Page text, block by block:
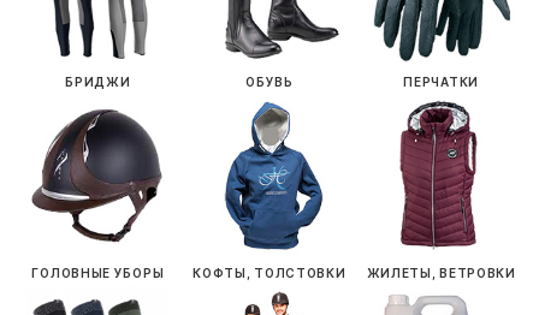
БРИДЖИ ОБУВЬ ПЕРЧАТКИ
ГОЛОВНЫЕ УБОРЫ КОФТЫ, ТОЛСТОВКИ ЖИЛЕТЫ, ВЕТРОВКИ